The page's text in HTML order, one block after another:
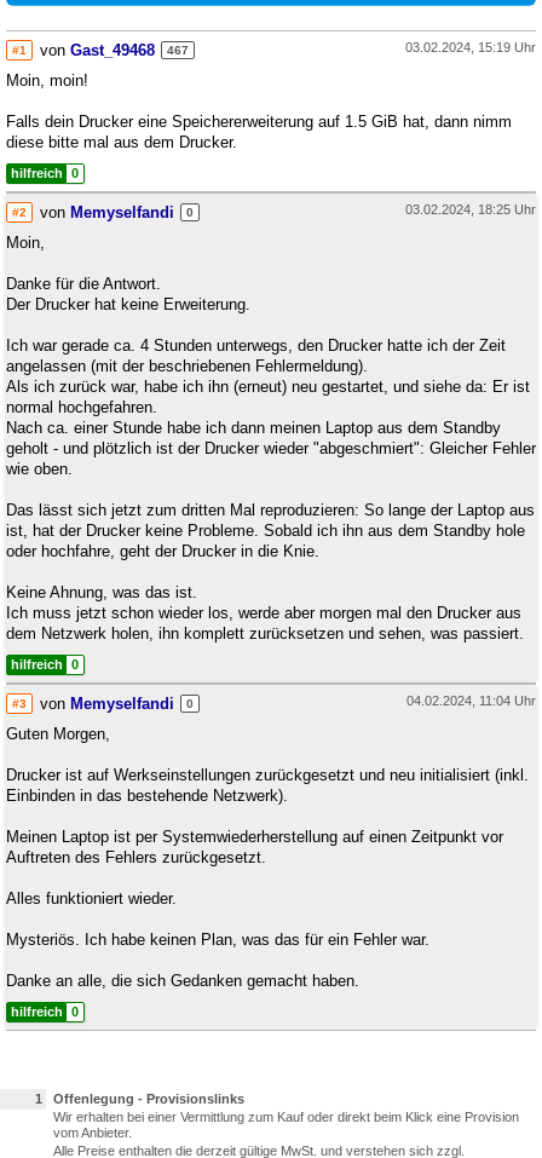
#1 von Gast_49468 467 03.02.2024, 15:19 Uhr
Moin, moin!
Falls dein Drucker eine Speichererweiterung auf 1.5 GiB hat, dann nimm
diese bitte mal aus dem Drucker.
hilfreich 0
#2 von Memyselfandi 0 03.02.2024, 18:25 Uhr
Moin,
Danke für die Antwort.
Der Drucker hat keine Erweiterung.
Ich war gerade ca. 4 Stunden unterwegs, den Drucker hatte ich der Zeit
angelassen (mit der beschriebenen Fehlermeldung).
Als ich zurück war, habe ich ihn (erneut) neu gestartet, und siehe da: Er ist
normal hochgefahren.
Nach ca. einer Stunde habe ich dann meinen Laptop aus dem Standby
geholt - und plötzlich ist der Drucker wieder "abgeschmiert": Gleicher Fehler
wie oben.
Das lässt sich jetzt zum dritten Mal reproduzieren: So lange der Laptop aus
ist, hat der Drucker keine Probleme. Sobald ich ihn aus dem Standby hole
oder hochfahre, geht der Drucker in die Knie.
Keine Ahnung, was das ist.
Ich muss jetzt schon wieder los, werde aber morgen mal den Drucker aus
dem Netzwerk holen, ihn komplett zurücksetzen und sehen, was passiert.
hilfreich 0
#3 von Memyselfandi 0 04.02.2024, 11:04 Uhr
Guten Morgen,
Drucker ist auf Werkseinstellungen zurückgesetzt und neu initialisiert (inkl.
Einbinden in das bestehende Netzwerk).
Meinen Laptop ist per Systemwiederherstellung auf einen Zeitpunkt vor
Auftreten des Fehlers zurückgesetzt.
Alles funktioniert wieder.
Mysteriös. Ich habe keinen Plan, was das für ein Fehler war.
Danke an alle, die sich Gedanken gemacht haben.
hilfreich 0
1
Offenlegung - Provisionslinks
Wir erhalten bei einer Vermittlung zum Kauf oder direkt beim Klick eine Provision
vom Anbieter.
Alle Preise enthalten die derzeit gültige MwSt. und verstehen sich zzgl.